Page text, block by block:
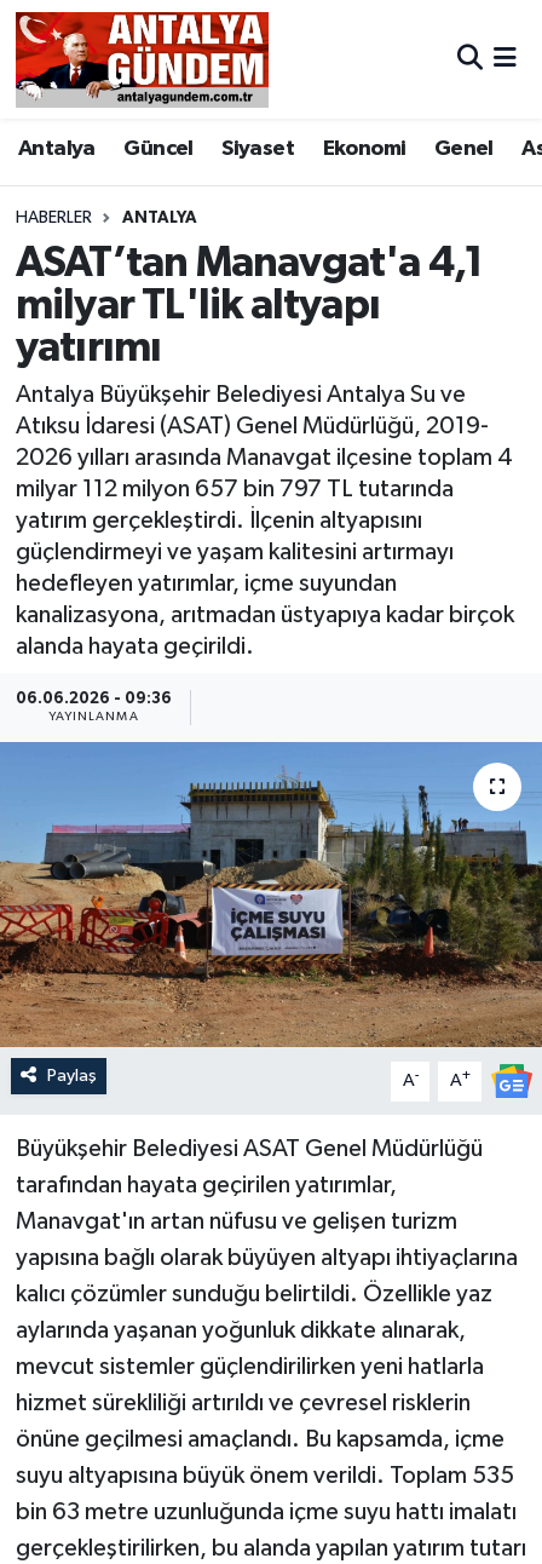
Antalya Güncel Siyaset Ekonomi Genel
HABERLER ANTALYA
ASAT’tan Manavgat'a 4,1
milyar TL'lik altyapı
yatırımı
Antalya Büyükşehir Belediyesi Antalya Su ve
Atıksu İdaresi (ASAT) Genel Müdürlüğü, 2019-
2026 yılları arasında Manavgat ilçesine toplam 4
milyar 112 milyon 657 bin 797 TL tutarında
yatırım gerçekleştirdi. İlçenin altyapısını
güçlendirmeyi ve yaşam kalitesini artırmayı
hedefleyen yatırımlar, içme suyundan
kanalizasyona, arıtmadan üstyapıya kadar birçok
alanda hayata geçirildi.
06.06.2026 - 09:36
YAYINLANMA
Paylaş A- A+
Büyükşehir Belediyesi ASAT Genel Müdürlüğü
tarafından hayata geçirilen yatırımlar,
Manavgat'ın artan nüfusu ve gelişen turizm
yapısına bağlı olarak büyüyen altyapı ihtiyaçlarına
kalıcı çözümler sunduğu belirtildi. Özellikle yaz
aylarında yaşanan yoğunluk dikkate alınarak,
mevcut sistemler güçlendirilirken yeni hatlarla
hizmet sürekliliği artırıldı ve çevresel risklerin
önüne geçilmesi amaçlandı. Bu kapsamda, içme
suyu altyapısına büyük önem verildi. Toplam 535
bin 63 metre uzunluğunda içme suyu hattı imalatı
gerçekleştirilirken, bu alanda yapılan yatırım tutarı
Antalya
Asayiş
Bilim & Teknoloji
Bölge
EĞİTİM
Ekonomi
Genel
Görüntülü Haber
Güncel
Kültür & Sanat
Magazin
Sağlık & Yaşam
Siyaset
Spor
Antalya Nöbetçi Eczaneler
Antalya Hava Durumu
Antalya Namaz Vakitleri
Antalya Trafik Yoğunluk Haritası
Süper Lig Puan Durumu ve Fikstür
Tüm Manşetler
Son Dakika Haberleri
Haber Arşivi